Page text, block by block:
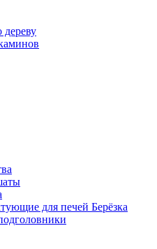
для печей Берёзка